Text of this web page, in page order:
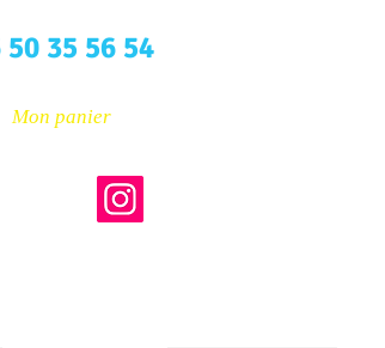
35 56 54
Mon panier